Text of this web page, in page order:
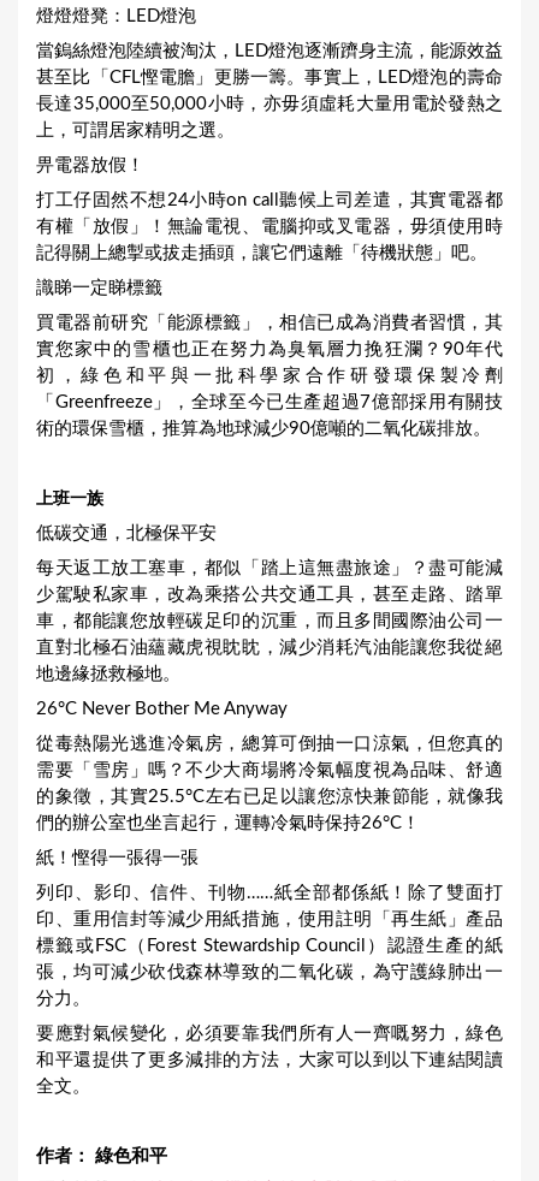
燈燈燈凳：LED燈泡
當鎢絲燈泡陸續被淘汰，LED燈泡逐漸躋身主流，能源效益
甚至比「CFL慳電膽」更勝一籌。事實上，LED燈泡的壽命
長達35,000至50,000小時，亦毋須虛耗大量用電於發熱之
上，可謂居家精明之選。
畀電器放假！
打工仔固然不想24小時on call聽候上司差遣，其實電器都
有權「放假」！無論電視、電腦抑或叉電器，毋須使用時
記得關上總掣或拔走插頭，讓它們遠離「待機狀態」吧。
識睇一定睇標籤
買電器前研究「能源標籤」，相信已成為消費者習慣，其
實您家中的雪櫃也正在努力為臭氧層力挽狂瀾？90年代
初，綠色和平與一批科學家合作研發環保製冷劑
「Greenfreeze」，全球至今已生產超過7億部採用有關技
術的環保雪櫃，推算為地球減少90億噸的二氧化碳排放。
上班一族
低碳交通，北極保平安
每天返工放工塞車，都似「踏上這無盡旅途」？盡可能減
少駕駛私家車，改為乘搭公共交通工具，甚至走路、踏單
車，都能讓您放輕碳足印的沉重，而且多間國際油公司一
直對北極石油蘊藏虎視眈眈，減少消耗汽油能讓您我從絕
地邊緣拯救極地。
26°C Never Bother Me Anyway
從毒熱陽光逃進冷氣房，總算可倒抽一口涼氣，但您真的
需要「雪房」嗎？不少大商場將冷氣幅度視為品味、舒適
的象徵，其實25.5°C左右已足以讓您涼快兼節能，就像我
們的辦公室也坐言起行，運轉冷氣時保持26°C！
紙！慳得一張得一張
列印、影印、信件、刊物……紙全部都係紙！除了雙面打
印、重用信封等減少用紙措施，使用註明「再生紙」產品
標籤或FSC（Forest Stewardship Council）認證生產的紙
張，均可減少砍伐森林導致的二氧化碳，為守護綠肺出一
分力。
要應對氣候變化，必須要靠我們所有人一齊嘅努力，綠色
和平還提供了更多減排的方法，大家可以到以下連結閱讀
全文。
作者： 綠色和平